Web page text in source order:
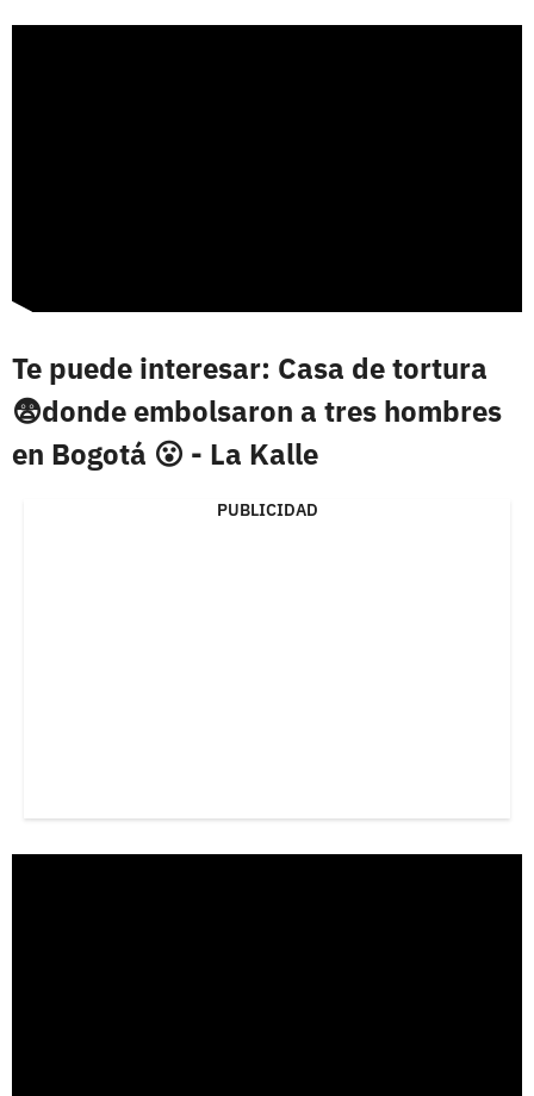
Te puede interesar: Casa de tortura
😨donde embolsaron a tres hombres
en Bogotá 😮 - La Kalle
PUBLICIDAD